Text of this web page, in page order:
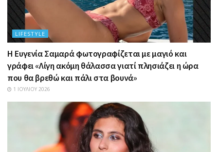
LIFESTYLE
Η Ευγενία Σαμαρά φωτογραφίζεται με μαγιό και
γράφει «Λίγη ακόμη θάλασσα γιατί πλησιάζει η ώρα
που θα βρεθώ και πάλι στα βουνά»
1 ΙΟΥΛΊΟΥ 2026